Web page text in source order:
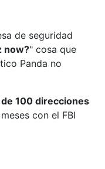
de seguridad
now?" cosa que
Panda no
100 direcciones
con el FBI